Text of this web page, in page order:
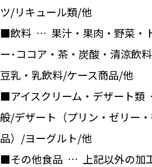
ツ/リキュール類/他
■飲料 … 果汁・果肉・野菜・
ー･ココア・茶・炭酸・清涼飲
豆乳・乳飲料/ケース商品/他
■アイスクリーム・デザート
般/デザート（プリン・ゼリー
品）/ヨーグルト/他
■その他食品 … 上記以外の加